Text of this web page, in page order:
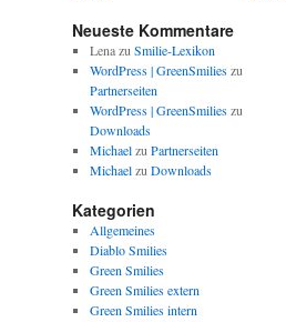
Neueste Kommentare
Lenazu Smilie-Lexikon
WordPress | GreenSmilieszu
Partnerseiten
WordPress | GreenSmilieszu
Downloads
Michaelzu Partnerseiten
Michaelzu Downloads
Kategorien
Allgemeines
Diablo Smilies
Green Smilies
Green Smilies extern
Green Smilies intern